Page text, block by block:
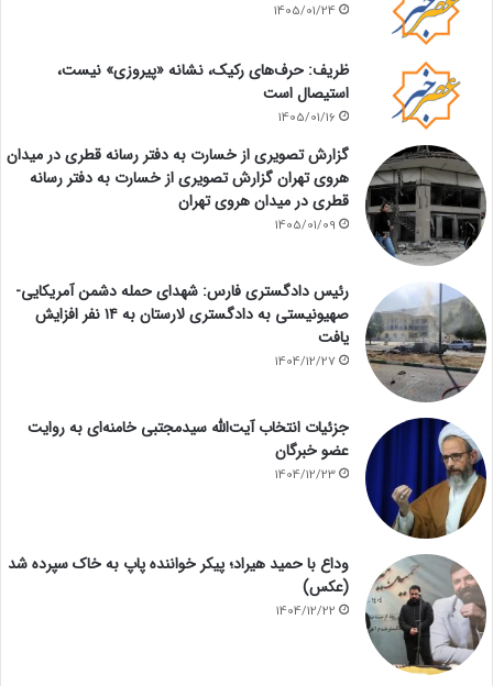
1405/01/24
ظریف: حرف‌های رکیک، نشانه «پیروزی» نیست،
استیصال است
1405/01/16
گزارش تصویری از خسارت به دفتر رسانه قطری در میدان
هروی تهران گزارش تصویری از خسارت به دفتر رسانه
قطری در میدان هروی تهران
1405/01/09
رئیس دادگستری فارس: شهدای حمله دشمن آمریکایی-
صهیونیستی به دادگستری لارستان به ۱۴ نفر افزایش
یافت
1404/12/27
جزئیات انتخاب آیت‌الله سیدمجتبی خامنه‌ای به روایت
عضو خبرگان
1404/12/23
وداع با حمید هیراد؛ پیکر خواننده پاپ به خاک سپرده شد
(عکس)
1404/12/22